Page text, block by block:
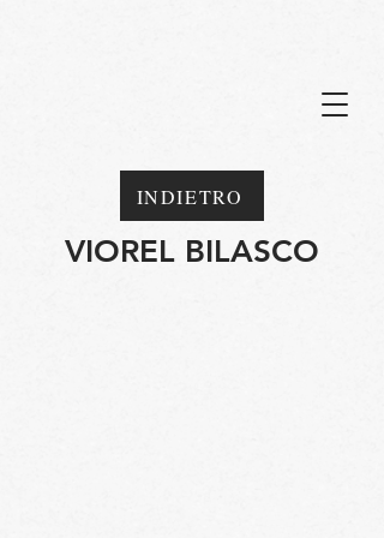
INDIETRO
VIOREL BILASCO